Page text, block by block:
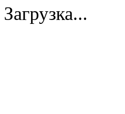
Загрузка...